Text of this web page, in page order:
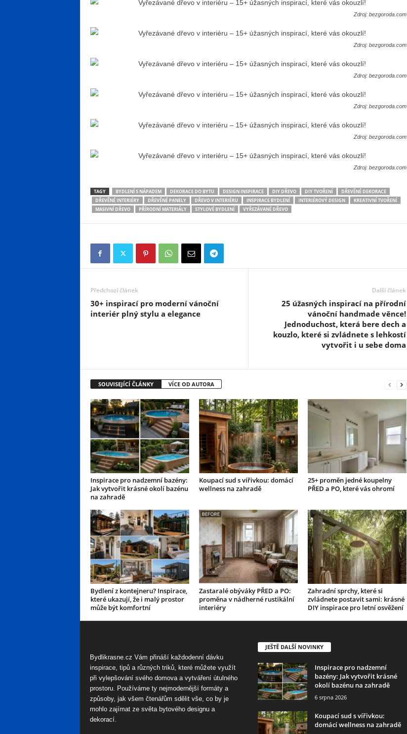
Zdroj: bezgoroda.com
Zdroj: bezgoroda.com
Zdroj: bezgoroda.com
Zdroj: bezgoroda.com
Zdroj: bezgoroda.com
Zdroj: bezgoroda.com
TAGY BYDLENÍ S NÁPADEM DEKORACE DO BYTU DESIGN INSPIRACE DIY DŘEVO DIY TVOŘENÍ
DŘEVĚNÉ DEKORACE
DŘEVĚNÉ INTERIÉRY
DŘEVĚNÉ PANELY DŘEVO V INTERIÉRU INSPIRACE BYDLENÍ INTERIÉROVÝ DESIGN
KREATIVNÍ TVOŘENÍ
MASIVNÍ DŘEVO
PŘÍRODNÍ MATERIÁLY STYLOVÉ BYDLENÍ VYŘEZÁVANÉ DŘEVO
Předchozí článek
30+ inspirací pro moderní vánoční
interiér plný stylu a elegance
Další článek
25 úžasných inspirací na přírodní
vánoční handmade věnce!
Jednoduchost, která bere dech a
kouzlo, které si zvládnete s lehkostí
vytvořit i u sebe doma
SOUVISEJÍCÍ ČLÁNKY VÍCE OD AUTORA
Inspirace pro nadzemní bazény:
Jak vytvořit krásné okolí bazénu
na zahradě
Koupací sud s vířivkou: domácí
wellness na zahradě
25+ proměn jedné koupelny
PŘED a PO, které vás ohromí
Bydlení z kontejneru? Inspirace,
které ukazují, že i malý prostor
může být komfortní
Zastaralé obýváky PŘED a PO:
proměna v nádherné rustikální
interiéry
Zahradní sprchy, které si
zvládnete postavit sami: krásné
DIY inspirace pro letní osvěžení
Bydlikrasne.cz Vám přináší každodenní dávku
inspirace, tipů a různých triků, které můžete využít
při vylepšování svého domova a vytváření útulného
prostoru. Používáme ty nejmodernější formáty a
způsoby, jak všem čtenářům sdělit vše, co by je
mohlo zajímat ze světa bytového designu a
dekorací.
JEŠTĚ DALŠÍ NOVINKY
Inspirace pro nadzemní
bazény: Jak vytvořit krásné
okolí bazénu na zahradě
6 srpna 2026
Koupací sud s vířivkou:
domácí wellness na zahradě